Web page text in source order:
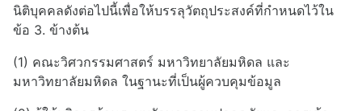
นิติบุคคลดังต่อไปนี้เพื่อให้บรรลุวัตถุประสงค์ที่กำหนดไว้ใน
ข้อ 3. ข้างต้น
(1) คณะวิศวกรรมศาสตร์ มหาวิทยาลัยมหิดล และ
มหาวิทยาลัยมหิดล ในฐานะที่เป็นผู้ควบคุมข้อมูล